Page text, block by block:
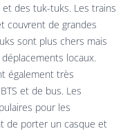
des tuk-tuks. Les trains
couvrent de grandes
sont plus chers mais
locaux.
également très
et de bus. Les
pour les
de porter un casque et